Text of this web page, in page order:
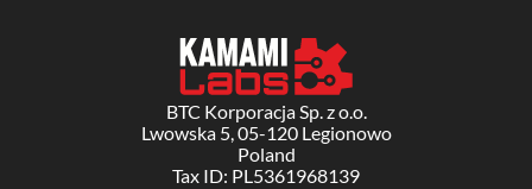
BTC Korporacja Sp. z o.o.
Lwowska 5, 05-120 Legionowo
Poland
Tax ID: PL5361968139